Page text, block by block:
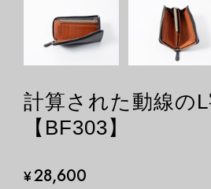
計算された動線の
【BF303】
¥28,600